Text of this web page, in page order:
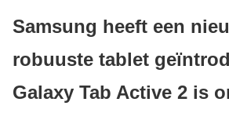
Samsung heeft een
robuuste tablet
Galaxy Tab Active 2 is